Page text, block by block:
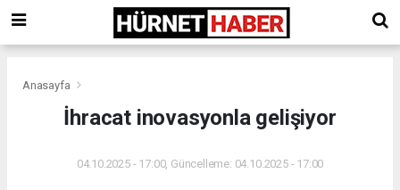
Anasayfa
İhracat inovasyonla gelişiyor
04.10.2025 - 17:00, Güncelleme: 04.10.2025 - 17:00